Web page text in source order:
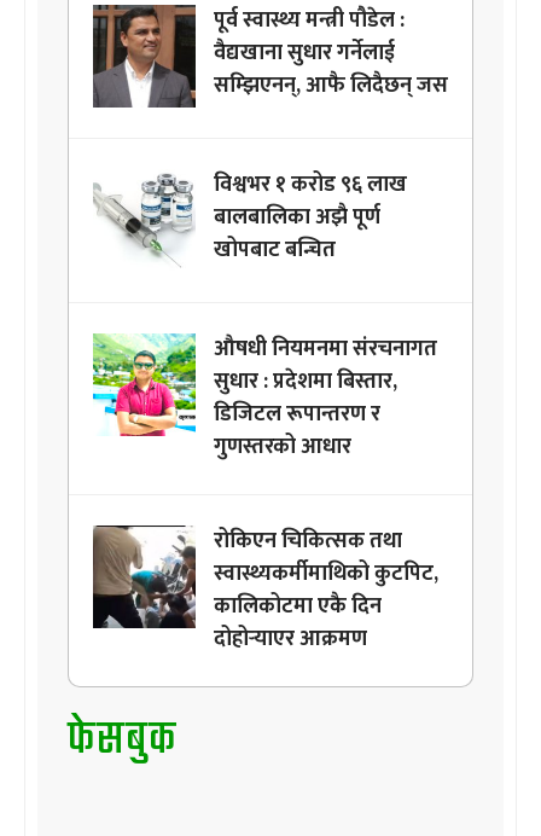
पूर्व स्वास्थ्य मन्त्री पौडेल :
वैद्यखाना सुधार गर्नेलाई
सम्झिएनन्, आफै लिदैछन् जस
विश्वभर १ करोड ९६ लाख
बालबालिका अझै पूर्ण
खोपबाट बन्चित
औषधी नियमनमा संरचनागत
सुधार : प्रदेशमा बिस्तार,
डिजिटल रूपान्तरण र
गुणस्तरको आधार
रोकिएन चिकित्सक तथा
स्वास्थ्यकर्मीमाथिको कुटपिट,
कालिकोटमा एकै दिन
दोहोर्‍याएर आक्रमण
फेसबुक